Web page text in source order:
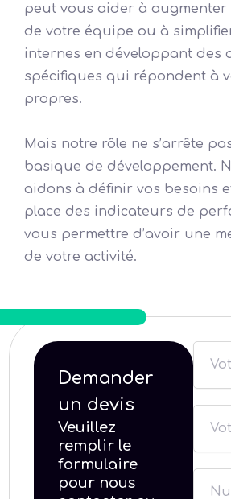
peut vous aider à
de votre équipe ou à
internes en développant des
spécifiques qui répondent à
propres.
Mais notre rôle ne s’arrête
basique de développement.
aidons à définir vos besoins
place des indicateurs de
vous permettre d’avoir une
de votre activité.
Demander
un devis
Veuillez
remplir le
formulaire
pour nous